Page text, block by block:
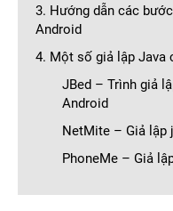
3. Hướng dẫn các
Android
4. Một số giả lập Java
JBed – Trình giả
Android
NetMite – Giả lập
PhoneMe – Giả